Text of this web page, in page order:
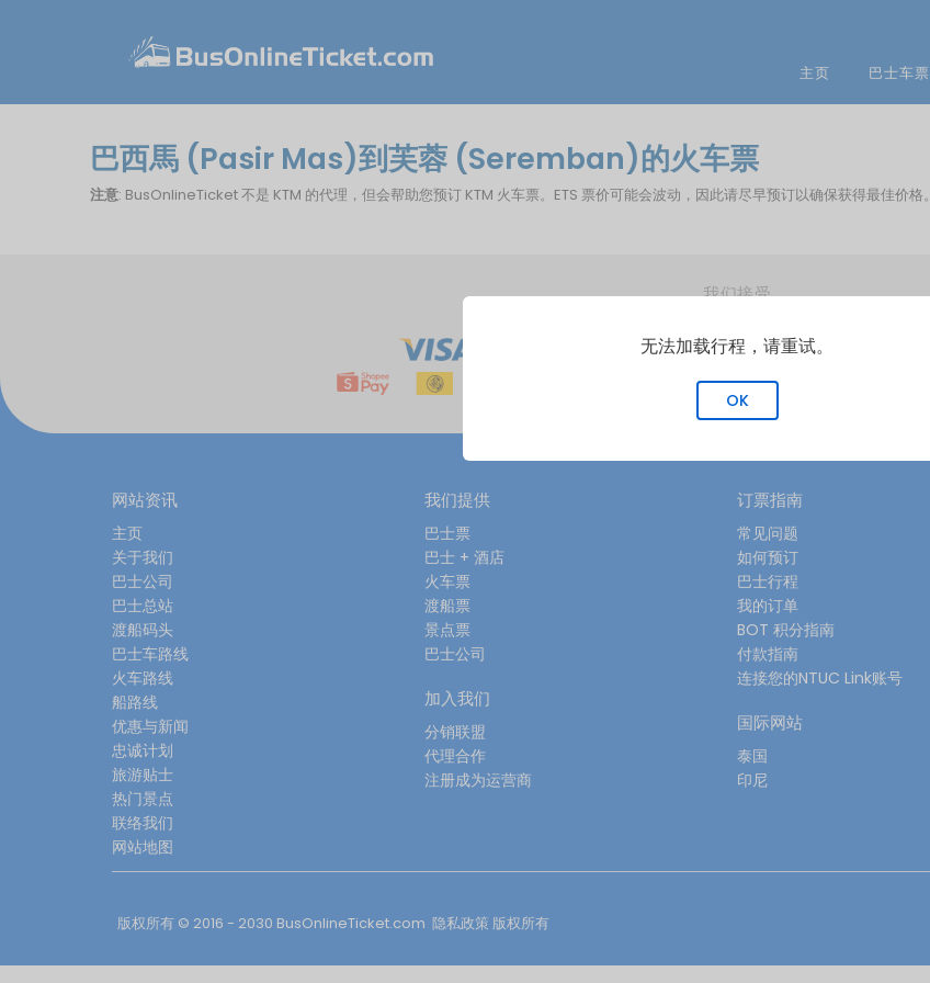
主页
巴士车票
巴西馬 (Pasir Mas)到芙蓉 (Seremban)的火车票
注意: BusOnlineTicket 不是 KTM 的代理，但会帮助您预订 KTM 火车票。ETS 票价可能会波动，因此请尽早预订以确保获得最佳价格。
我们接受
网站资讯
主页
关于我们
巴士公司
巴士总站
渡船码头
巴士车路线
火车路线
船路线
优惠与新闻
忠诚计划
旅游贴士
热门景点
联络我们
网站地图
我们提供
巴士票
巴士 + 酒店
火车票
渡船票
景点票
巴士公司
加入我们
分销联盟
代理合作
注册成为运营商
订票指南
常见问题
如何预订
巴士行程
我的订单
BOT 积分指南
付款指南
连接您的NTUC Link账号
国际网站
泰国
印尼
版权所有 © 2016 - 2030 BusOnlineTicket.com 隐私政策 版权所有
无法加载行程，请重试。
OK